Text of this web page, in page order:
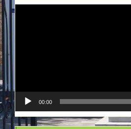
00:00